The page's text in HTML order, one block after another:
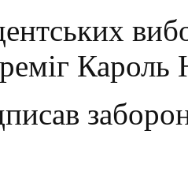
Кароль